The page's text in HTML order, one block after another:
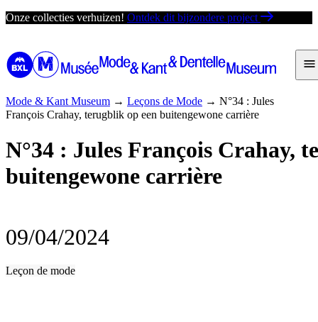
Ga
de
inhoud
Onze collecties verhuizen! Ontdek dit bijzondere project
Mode & Kant Museum → Leçons de Mode → N°34 : Jules
François Crahay, terugblik op een buitengewone carrière
N°34 : Jules François Crahay,
buitengewone carrière
09/04/2024
Leçon de mode